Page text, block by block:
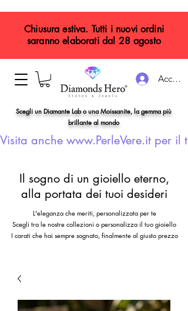
Accedi
Scegli un Diamante Lab o una Moissanite, la gemma più
brillante al mondo
Visita anche www.PerleVere.it per il
Chiusura estiva. Tutti i nuovi ordini
saranno elaborati dal 28 agosto
Il sogno di un gioiello eterno,
alla portata dei tuoi desideri
L'eleganza che meriti, personalizzata per te
Scegli tra le nostre collezioni o personalizza il tuo gioiello
I carati che hai sempre sognato, finalmente al giusto prezzo